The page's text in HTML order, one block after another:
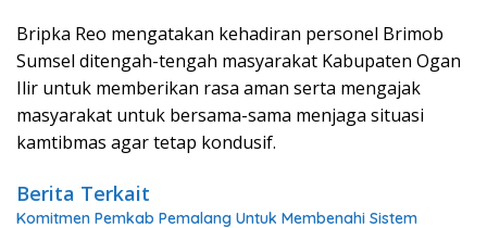
Bripka Reo mengatakan kehadiran personel Brimob
Sumsel ditengah-tengah masyarakat Kabupaten Ogan
Ilir untuk memberikan rasa aman serta mengajak
masyarakat untuk bersama-sama menjaga situasi
kamtibmas agar tetap kondusif.
Berita Terkait
Komitmen Pemkab Pemalang Untuk Membenahi Sistem